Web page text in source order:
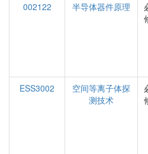
002122
半导体器件原理
ESS3002
空间等离子体探
测技术